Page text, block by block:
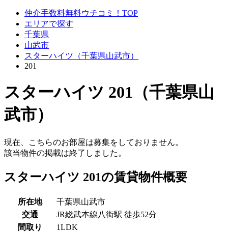
仲介手数料無料ウチコミ！TOP
エリアで探す
千葉県
山武市
スターハイツ（千葉県山武市）
201
スターハイツ 201（千葉県山
武市）
現在、こちらのお部屋は募集をしておりません。
該当物件の掲載は終了しました。
スターハイツ 201の賃貸物件概要
所在地
千葉県山武市
交通
JR総武本線八街駅 徒歩52分
間取り
1LDK